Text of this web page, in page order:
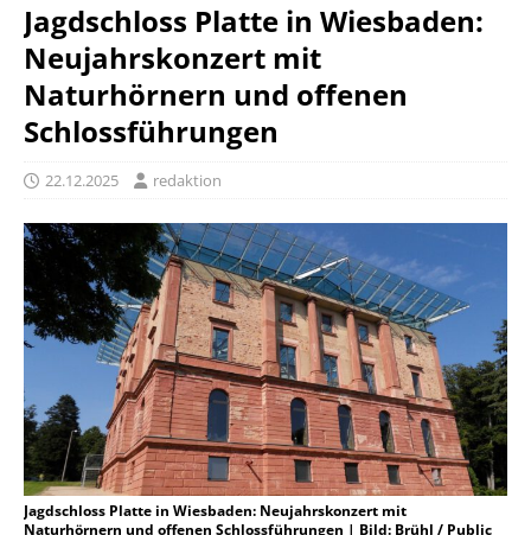
Jagdschloss Platte in Wiesbaden:
Neujahrskonzert mit
Naturhörnern und offenen
Schlossführungen
22.12.2025 redaktion
Jagdschloss Platte in Wiesbaden: Neujahrskonzert mit
Naturhörnern und offenen Schlossführungen | Bild: Brühl / Public